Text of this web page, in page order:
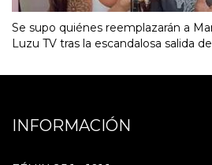
Se supo quiénes reemplazarán a
Luzu TV tras la escandalosa salida
INFORMACIÓN